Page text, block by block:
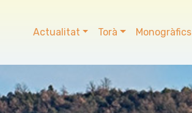
Actualitat Torà Monogràfics